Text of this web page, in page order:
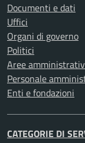
Documenti e dati
Uffici
Organi di governo
Politici
Aree
Personale
Enti e fondazioni
CATEGORIE DI